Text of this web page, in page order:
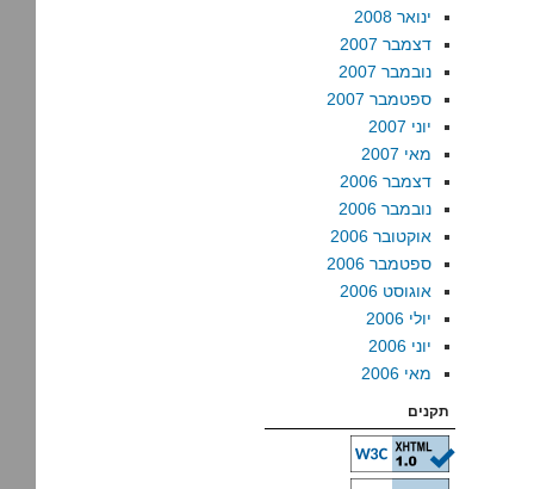
ינואר 2008
דצמבר 2007
נובמבר 2007
ספטמבר 2007
יוני 2007
מאי 2007
דצמבר 2006
נובמבר 2006
אוקטובר 2006
ספטמבר 2006
אוגוסט 2006
יולי 2006
יוני 2006
מאי 2006
תקנים